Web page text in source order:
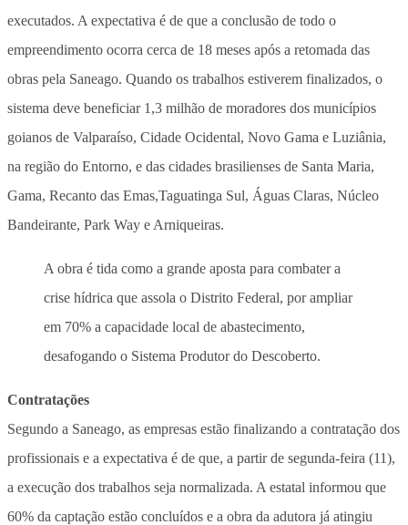
executados. A expectativa é de que a conclusão de todo o
empreendimento ocorra cerca de 18 meses após a retomada das
obras pela Saneago. Quando os trabalhos estiverem finalizados, o
sistema deve beneficiar 1,3 milhão de moradores dos municípios
goianos de Valparaíso, Cidade Ocidental, Novo Gama e Luziânia,
na região do Entorno, e das cidades brasilienses de Santa Maria,
Gama, Recanto das Emas,Taguatinga Sul, Águas Claras, Núcleo
Bandeirante, Park Way e Arniqueiras.
A obra é tida como a grande aposta para combater a
crise hídrica que assola o Distrito Federal, por ampliar
em 70% a capacidade local de abastecimento,
desafogando o Sistema Produtor do Descoberto.
Contratações
Segundo a Saneago, as empresas estão finalizando a contratação dos
profissionais e a expectativa é de que, a partir de segunda-feira (11),
a execução dos trabalhos seja normalizada. A estatal informou que
60% da captação estão concluídos e a obra da adutora já atingiu